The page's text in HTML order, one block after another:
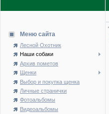
Меню сайта
Лесной Охотник
Наши собаки
Архив пометов
Щенки
Выбор и покупка щенка
Личные странички
Фотоальбомы
Видеоальбомы